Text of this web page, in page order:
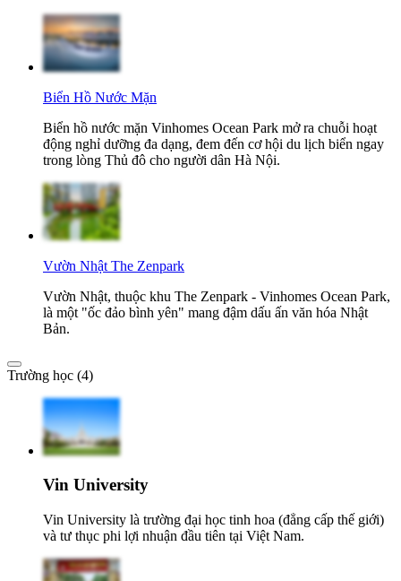
Biển Hồ Nước Mặn
Biển hồ nước mặn Vinhomes Ocean Park mở ra chuỗi hoạt
động nghỉ dưỡng đa dạng, đem đến cơ hội du lịch biển ngay
trong lòng Thủ đô cho người dân Hà Nội.
Vườn Nhật The Zenpark
Vườn Nhật, thuộc khu The Zenpark - Vinhomes Ocean Park,
là một "ốc đảo bình yên" mang đậm dấu ấn văn hóa Nhật
Bản.
Trường học (4)
Vin University
Vin University là trường đại học tinh hoa (đẳng cấp thế giới)
và tư thục phi lợi nhuận đầu tiên tại Việt Nam.